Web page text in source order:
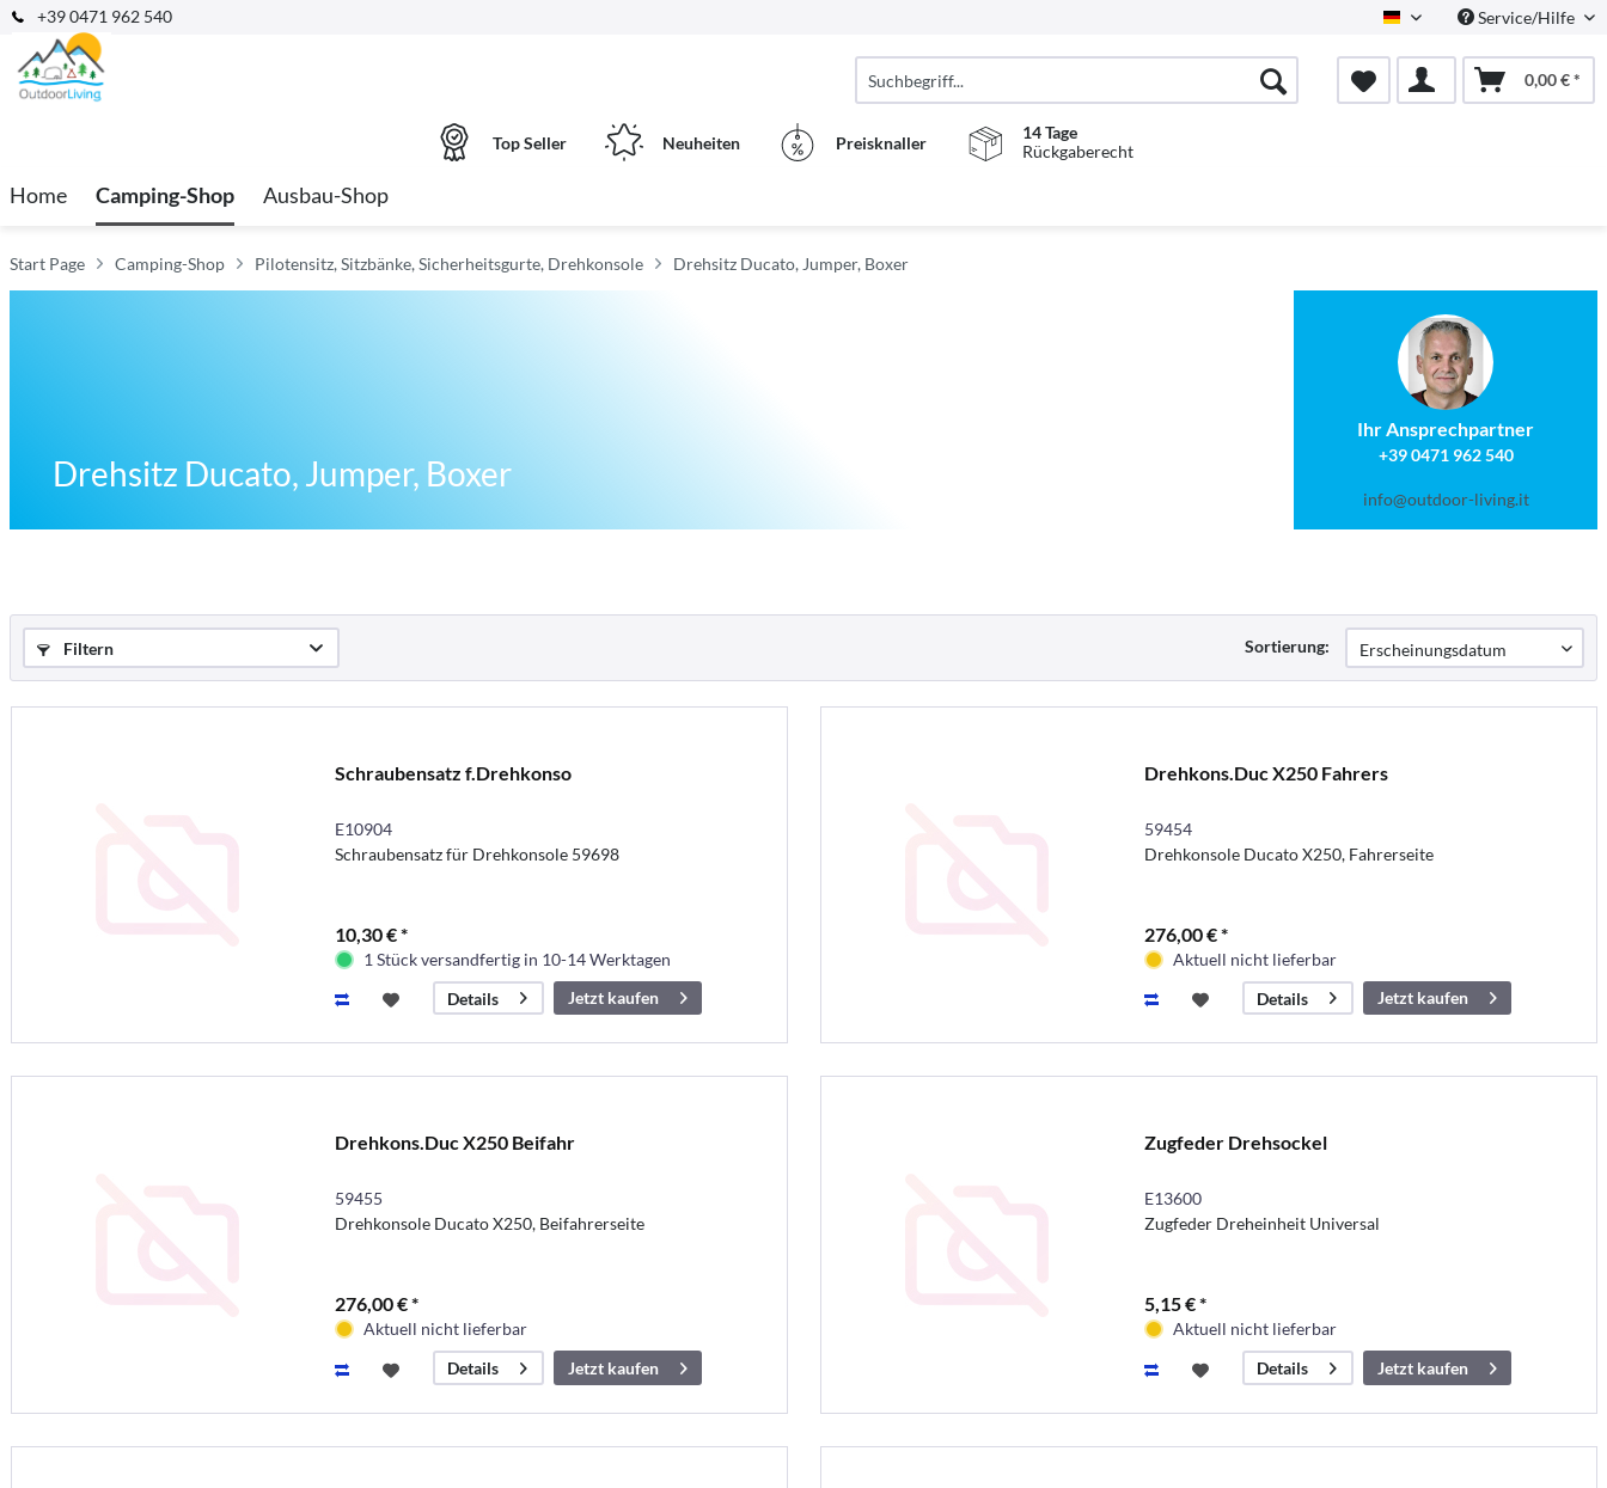
+39 0471 962 540 Deutsch Service/Hilfe
0,00 € *
Top Seller Neuheiten Preisknaller
14 Tage
Rückgaberecht
Home Camping-Shop Ausbau-Shop
Start Page Camping-Shop Pilotensitz, Sitzbänke, Sicherheitsgurte, Drehkonsole Drehsitz Ducato, Jumper, Boxer
Drehsitz Ducato, Jumper, Boxer
Ihr Ansprechpartner
+39 0471 962 540
info@outdoor-living.it
Filtern Sortierung:
Schraubensatz f.Drehkonso
E10904
Schraubensatz für Drehkonsole 59698
10,30 € *
1 Stück versandfertig in 10-14 Werktagen
Details
Jetzt kaufen
Drehkons.Duc X250 Fahrers
59454
Drehkonsole Ducato X250, Fahrerseite
276,00 € *
Aktuell nicht lieferbar
Details
Jetzt kaufen
Drehkons.Duc X250 Beifahr
59455
Drehkonsole Ducato X250, Beifahrerseite
276,00 € *
Aktuell nicht lieferbar
Details
Jetzt kaufen
Zugfeder Drehsockel
E13600
Zugfeder Dreheinheit Universal
5,15 € *
Aktuell nicht lieferbar
Details
Jetzt kaufen